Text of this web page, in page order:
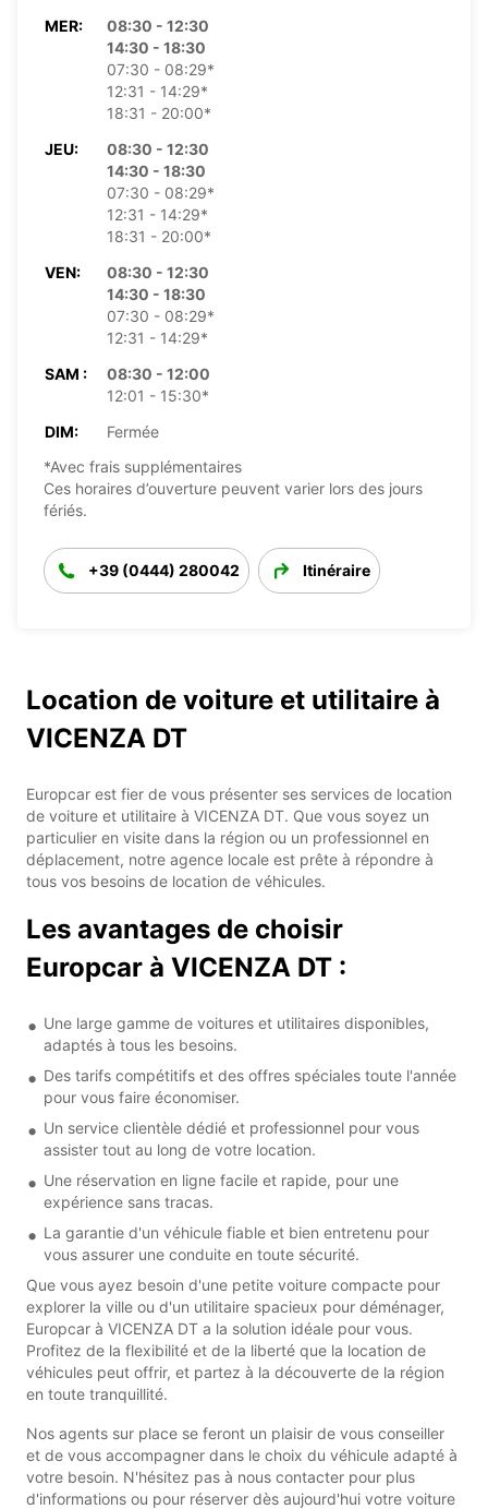
MER:
08:30 - 12:30
14:30 - 18:30
07:30 - 08:29*
12:31 - 14:29*
18:31 - 20:00*
JEU:
08:30 - 12:30
14:30 - 18:30
07:30 - 08:29*
12:31 - 14:29*
18:31 - 20:00*
VEN:
08:30 - 12:30
14:30 - 18:30
07:30 - 08:29*
12:31 - 14:29*
SAM :
08:30 - 12:00
12:01 - 15:30*
DIM:
Fermée
*Avec frais supplémentaires
Ces horaires d’ouverture peuvent varier lors des jours
fériés.
+39 (0444) 280042 Itinéraire
Location de voiture et utilitaire à
VICENZA DT
Europcar est fier de vous présenter ses services de location
de voiture et utilitaire à VICENZA DT. Que vous soyez un
particulier en visite dans la région ou un professionnel en
déplacement, notre agence locale est prête à répondre à
tous vos besoins de location de véhicules.
Les avantages de choisir
Europcar à VICENZA DT :
Une large gamme de voitures et utilitaires disponibles,
adaptés à tous les besoins.
Des tarifs compétitifs et des offres spéciales toute l'année
pour vous faire économiser.
Un service clientèle dédié et professionnel pour vous
assister tout au long de votre location.
Une réservation en ligne facile et rapide, pour une
expérience sans tracas.
La garantie d'un véhicule fiable et bien entretenu pour
vous assurer une conduite en toute sécurité.
Que vous ayez besoin d'une petite voiture compacte pour
explorer la ville ou d'un utilitaire spacieux pour déménager,
Europcar à VICENZA DT a la solution idéale pour vous.
Profitez de la flexibilité et de la liberté que la location de
véhicules peut offrir, et partez à la découverte de la région
en toute tranquillité.
Nos agents sur place se feront un plaisir de vous conseiller
et de vous accompagner dans le choix du véhicule adapté à
votre besoin. N'hésitez pas à nous contacter pour plus
d'informations ou pour réserver dès aujourd'hui votre voiture